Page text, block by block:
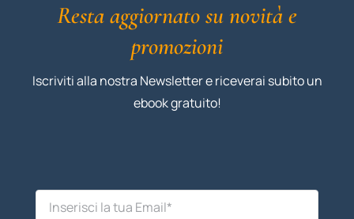
Resta aggiornato su novità e
promozioni
Iscriviti alla nostra Newsletter e riceverai subito un
ebook gratuito!